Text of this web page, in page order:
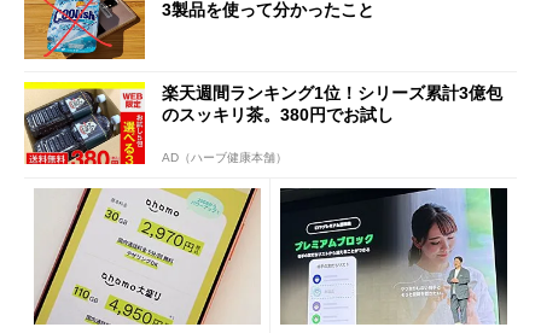
3製品を使って分かったこと
楽天週間ランキング1位！シリーズ累計3億包
のスッキリ茶。380円でお試し
AD（ハーブ健康本舗）